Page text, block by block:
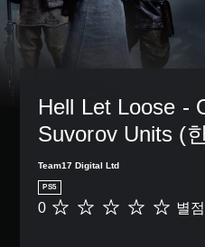
Hell Let Loose -
Suvorov Units (
Team17 Digital Ltd
PS5
별
0 별